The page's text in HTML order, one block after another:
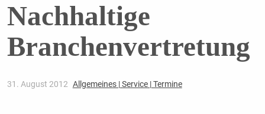
Nachhaltige
Branchenvertretung
31. August 2012 Allgemeines | Service | Termine